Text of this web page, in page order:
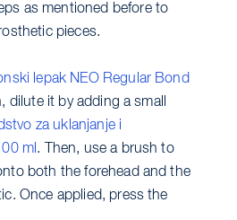
as mentioned before to
pieces.
lepak NEO Regular Bond
dilute it by adding a small
za uklanjanje i
ml . Then, use a brush to
both the forehead and the
Once applied, press the